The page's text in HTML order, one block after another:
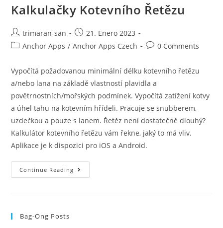
Kalkulačky Kotevního Řetězu
trimaran-san
21. Enero 2023
Anchor Apps / Anchor Apps Czech 0 Comments
Vypočítá požadovanou minimální délku kotevního řetězu
a/nebo lana na základě vlastností plavidla a
povětrnostních/mořských podmínek. Vypočítá zatížení kotvy
a úhel tahu na kotevním hřídeli. Pracuje se snubberem,
uzdečkou a pouze s lanem. Řetěz není dostatečně dlouhý?
Kalkulátor kotevního řetězu vám řekne, jaký to má vliv.
Aplikace je k dispozici pro iOS a Android.
Continue Reading
Bag-Ong Posts